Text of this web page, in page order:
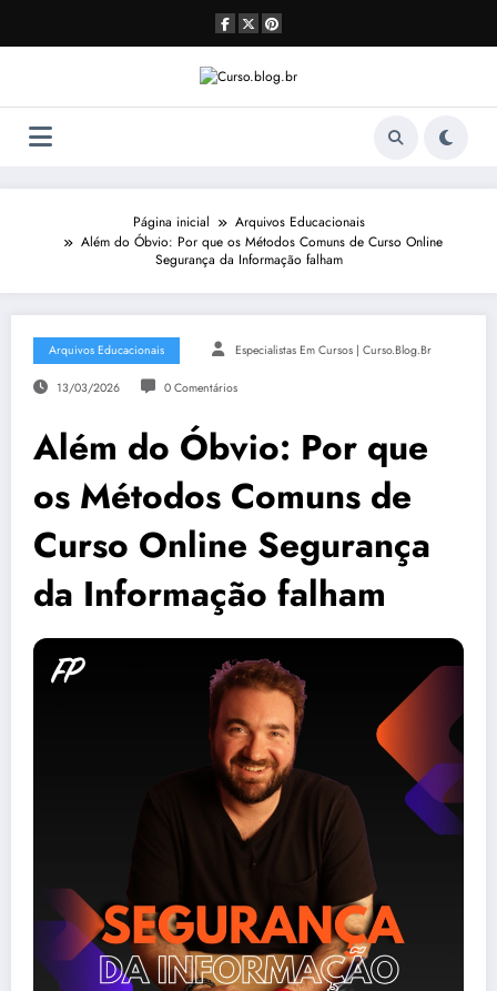
o
Página inicial
Arquivos Educacionais
Além do Óbvio: Por que os Métodos Comuns de Curso Online
Segurança da Informação falham
Arquivos Educacionais Especialistas Em Cursos | Curso.blog.br
13/03/2026 0 Comentários
Além do Óbvio: Por que
os Métodos Comuns de
Curso Online Segurança
da Informação falham